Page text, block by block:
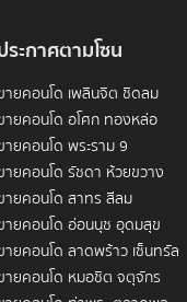
ระกาศตามโซน
ายคอนโด เพลินจิต ชิดลม
ายคอนโด อโศก ทองหล่อ
ายคอนโด พระราม 9
ายคอนโด รัชดา ห้วยขวาง
ายคอนโด สาทร สีลม
ายคอนโด อ่อนนุช อุดมสุข
ายคอนโด ลาดพร้าว เซ็นทรัล
ายคอนโด หมอชิต จตุจักร